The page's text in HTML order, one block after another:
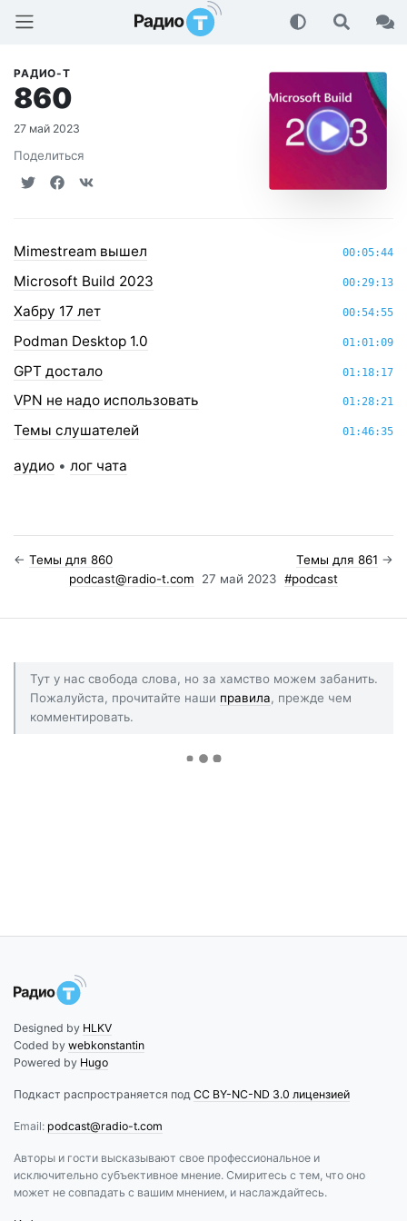
Радио-Т Подкаст
РАДИО-Т
860
27 май 2023
Поделиться
00:05:44
Mimestream вышел
00:29:13
Microsoft Build 2023
00:54:55
Хабру 17 лет
01:01:09
Podman Desktop 1.0
01:18:17
GPT достало
01:28:21
VPN не надо использовать
01:46:35
Темы слушателей
аудио • лог чата
← Темы для 860 Темы для 861 →
podcast@radio-t.com
27 май 2023 #podcast
Тут у нас свобода слова, но за хамство можем забанить.
Пожалуйста, прочитайте наши правила, прежде чем
комментировать.
Designed by HLKV
Coded by webkonstantin
Powered by Hugo
Подкаст распространяется под CC BY-NC-ND 3.0 лицензией
Email: podcast@radio-t.com
Авторы и гости высказывают свое профессиональное и
исключительно субъективное мнение. Смиритесь с тем, что оно
может не совпадать с вашим мнением, и наслаждайтесь.